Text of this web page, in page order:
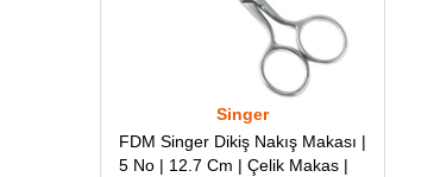
Singer
FDM Singer Dikiş Nakış Makası |
5 No | 12.7 Cm | Çelik Makas |